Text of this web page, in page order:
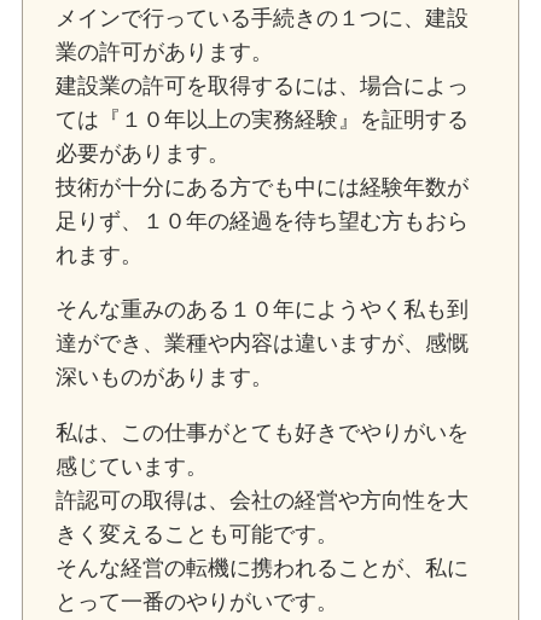
メインで行っている手続きの１つに、建設
業の許可があります。
建設業の許可を取得するには、場合によっ
ては『１０年以上の実務経験』を証明する
必要があります。
技術が十分にある方でも中には経験年数が
足りず、１０年の経過を待ち望む方もおら
れます。
そんな重みのある１０年にようやく私も到
達ができ、業種や内容は違いますが、感慨
深いものがあります。
私は、この仕事がとても好きでやりがいを
感じています。
許認可の取得は、会社の経営や方向性を大
きく変えることも可能です。
そんな経営の転機に携われることが、私に
とって一番のやりがいです。